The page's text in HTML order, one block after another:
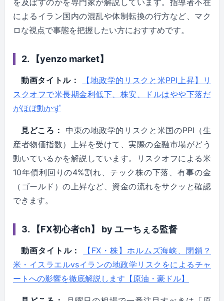
を及ぼすのかを専門家が解説しています。指導者不在
によるイラン国内の混乱や体制転換の行方など、マク
ロな視点で事態を把握したい方におすすめです。
2. 【yenzo market】
動画タイトル：
【地政学的リスクと米PPI上昇】リ
スクオフで米長期金利低下、株安、ドルはやや下落だ
がほぼ動かず
見どころ：
中東の地政学的リスクと米国のPPI（生
産者物価指数）上昇を受けて、実際の金融市場がどう
動いているかを解説しています。リスクオフによる米
10年債利回りの4%割れ、テック株の下落、有事の金
（ゴールド）の上昇など、資金の流れをサクッと確認
できます。
3. 【FX初心者ch】 by ユーちぇる監督
動画タイトル：
【FX・株】ホルムズ海峡、閉鎖？
米・イスラエルvsイランの地政学リスクをによるチャ
ートへの影響を徹底解説します【原油・豪ドル】